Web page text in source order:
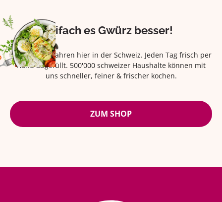
Eifach es Gwürz besser!
Seit über 42 Jahren hier in der Schweiz. Jeden Tag frisch per
Hand abgefüllt. 500'000 schweizer Haushalte können mit
uns schneller, feiner & frischer kochen.
ZUM SHOP